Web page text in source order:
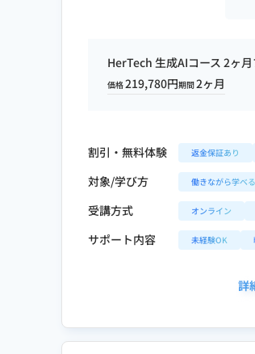
HerTech 生成AIコース 2ヶ
価格219,780円期間2ヶ月
割引・無料体験 返金保証あり
対象/学び方 働きながら学べる
受講方式 オンライン
サポート内容 未経験OK
詳